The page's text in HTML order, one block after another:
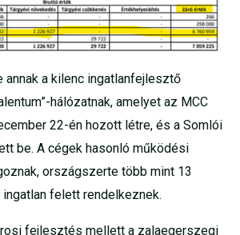
annak a kilenc ingatlanfejlesztő
hálózatnak, amelyet az MCC
22-én hozott létre, és a Somlói
be. A cégek hasonló működési
országszerte több mint 13
felett rendelkeznek.
fejlesztés mellett a zalaegerszegi